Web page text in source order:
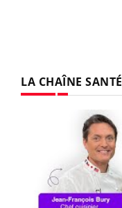
LA CHAÎNE SANTÉ